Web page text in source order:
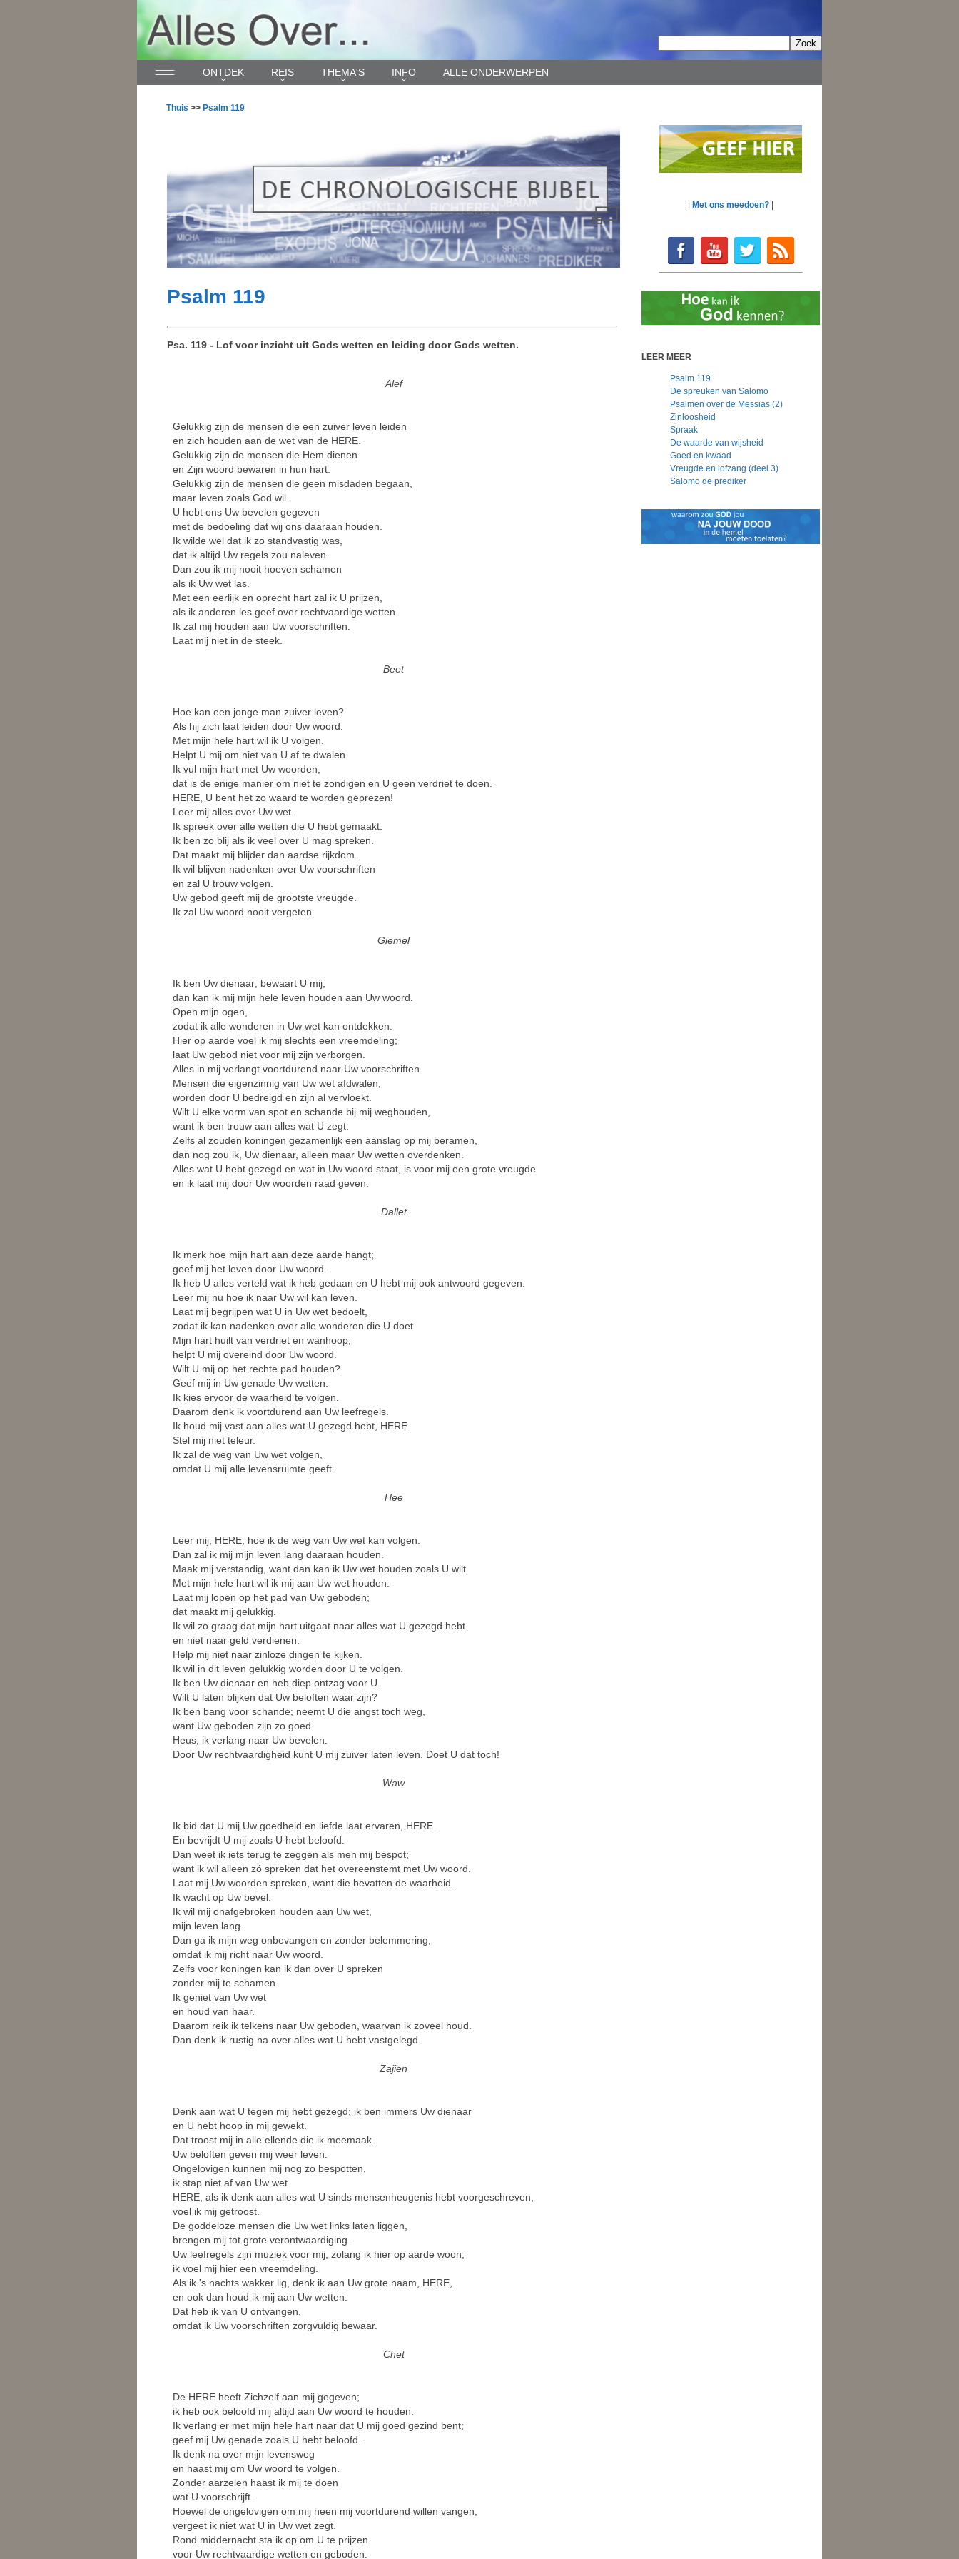
Thuis >> Psalm 119
Psalm 119
Psa. 119 - Lof voor inzicht uit Gods wetten en leiding door Gods wetten.
Alef
Gelukkig zijn de mensen die een zuiver leven leiden
en zich houden aan de wet van de HERE.
Gelukkig zijn de mensen die Hem dienen
en Zijn woord bewaren in hun hart.
Gelukkig zijn de mensen die geen misdaden begaan,
maar leven zoals God wil.
U hebt ons Uw bevelen gegeven
met de bedoeling dat wij ons daaraan houden.
Ik wilde wel dat ik zo standvastig was,
dat ik altijd Uw regels zou naleven.
Dan zou ik mij nooit hoeven schamen
als ik Uw wet las.
Met een eerlijk en oprecht hart zal ik U prijzen,
als ik anderen les geef over rechtvaardige wetten.
Ik zal mij houden aan Uw voorschriften.
Laat mij niet in de steek.
Beet
Hoe kan een jonge man zuiver leven?
Als hij zich laat leiden door Uw woord.
Met mijn hele hart wil ik U volgen.
Helpt U mij om niet van U af te dwalen.
Ik vul mijn hart met Uw woorden;
dat is de enige manier om niet te zondigen en U geen verdriet te doen.
HERE, U bent het zo waard te worden geprezen!
Leer mij alles over Uw wet.
Ik spreek over alle wetten die U hebt gemaakt.
Ik ben zo blij als ik veel over U mag spreken.
Dat maakt mij blijder dan aardse rijkdom.
Ik wil blijven nadenken over Uw voorschriften
en zal U trouw volgen.
Uw gebod geeft mij de grootste vreugde.
Ik zal Uw woord nooit vergeten.
Giemel
Ik ben Uw dienaar; bewaart U mij,
dan kan ik mij mijn hele leven houden aan Uw woord.
Open mijn ogen,
zodat ik alle wonderen in Uw wet kan ontdekken.
Hier op aarde voel ik mij slechts een vreemdeling;
laat Uw gebod niet voor mij zijn verborgen.
Alles in mij verlangt voortdurend naar Uw voorschriften.
Mensen die eigenzinnig van Uw wet afdwalen,
worden door U bedreigd en zijn al vervloekt.
Wilt U elke vorm van spot en schande bij mij weghouden,
want ik ben trouw aan alles wat U zegt.
Zelfs al zouden koningen gezamenlijk een aanslag op mij beramen,
dan nog zou ik, Uw dienaar, alleen maar Uw wetten overdenken.
Alles wat U hebt gezegd en wat in Uw woord staat, is voor mij een grote vreugde
en ik laat mij door Uw woorden raad geven.
Dallet
Ik merk hoe mijn hart aan deze aarde hangt;
geef mij het leven door Uw woord.
Ik heb U alles verteld wat ik heb gedaan en U hebt mij ook antwoord gegeven.
Leer mij nu hoe ik naar Uw wil kan leven.
Laat mij begrijpen wat U in Uw wet bedoelt,
zodat ik kan nadenken over alle wonderen die U doet.
Mijn hart huilt van verdriet en wanhoop;
helpt U mij overeind door Uw woord.
Wilt U mij op het rechte pad houden?
Geef mij in Uw genade Uw wetten.
Ik kies ervoor de waarheid te volgen.
Daarom denk ik voortdurend aan Uw leefregels.
Ik houd mij vast aan alles wat U gezegd hebt, HERE.
Stel mij niet teleur.
Ik zal de weg van Uw wet volgen,
omdat U mij alle levensruimte geeft.
Hee
Leer mij, HERE, hoe ik de weg van Uw wet kan volgen.
Dan zal ik mij mijn leven lang daaraan houden.
Maak mij verstandig, want dan kan ik Uw wet houden zoals U wilt.
Met mijn hele hart wil ik mij aan Uw wet houden.
Laat mij lopen op het pad van Uw geboden;
dat maakt mij gelukkig.
Ik wil zo graag dat mijn hart uitgaat naar alles wat U gezegd hebt
en niet naar geld verdienen.
Help mij niet naar zinloze dingen te kijken.
Ik wil in dit leven gelukkig worden door U te volgen.
Ik ben Uw dienaar en heb diep ontzag voor U.
Wilt U laten blijken dat Uw beloften waar zijn?
Ik ben bang voor schande; neemt U die angst toch weg,
want Uw geboden zijn zo goed.
Heus, ik verlang naar Uw bevelen.
Door Uw rechtvaardigheid kunt U mij zuiver laten leven. Doet U dat toch!
Waw
Ik bid dat U mij Uw goedheid en liefde laat ervaren, HERE.
En bevrijdt U mij zoals U hebt beloofd.
Dan weet ik iets terug te zeggen als men mij bespot;
want ik wil alleen zó spreken dat het overeenstemt met Uw woord.
Laat mij Uw woorden spreken, want die bevatten de waarheid.
Ik wacht op Uw bevel.
Ik wil mij onafgebroken houden aan Uw wet,
mijn leven lang.
Dan ga ik mijn weg onbevangen en zonder belemmering,
omdat ik mij richt naar Uw woord.
Zelfs voor koningen kan ik dan over U spreken
zonder mij te schamen.
Ik geniet van Uw wet
en houd van haar.
Daarom reik ik telkens naar Uw geboden, waarvan ik zoveel houd.
Dan denk ik rustig na over alles wat U hebt vastgelegd.
Zajien
Denk aan wat U tegen mij hebt gezegd; ik ben immers Uw dienaar
en U hebt hoop in mij gewekt.
Dat troost mij in alle ellende die ik meemaak.
Uw beloften geven mij weer leven.
Ongelovigen kunnen mij nog zo bespotten,
ik stap niet af van Uw wet.
HERE, als ik denk aan alles wat U sinds mensenheugenis hebt voorgeschreven,
voel ik mij getroost.
De goddeloze mensen die Uw wet links laten liggen,
brengen mij tot grote verontwaardiging.
Uw leefregels zijn muziek voor mij, zolang ik hier op aarde woon;
ik voel mij hier een vreemdeling.
Als ik 's nachts wakker lig, denk ik aan Uw grote naam, HERE,
en ook dan houd ik mij aan Uw wetten.
Dat heb ik van U ontvangen,
omdat ik Uw voorschriften zorgvuldig bewaar.
Chet
De HERE heeft Zichzelf aan mij gegeven;
ik heb ook beloofd mij altijd aan Uw woord te houden.
Ik verlang er met mijn hele hart naar dat U mij goed gezind bent;
geef mij Uw genade zoals U hebt beloofd.
Ik denk na over mijn levensweg
en haast mij om Uw woord te volgen.
Zonder aarzelen haast ik mij te doen
wat U voorschrijft.
Hoewel de ongelovigen om mij heen mij voortdurend willen vangen,
vergeet ik niet wat U in Uw wet zegt.
Rond middernacht sta ik op om U te prijzen
voor Uw rechtvaardige wetten en geboden.
Met ons meedoen?
LEER MEER
Psalm 119
De spreuken van Salomo
Psalmen over de Messias (2)
Zinloosheid
Spraak
De waarde van wijsheid
Goed en kwaad
Vreugde en lofzang (deel 3)
Salomo de prediker
ONTDEK REIS THEMA'S INFO ALLE ONDERWERPEN